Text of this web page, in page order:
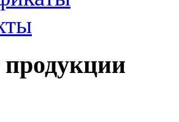
продукции